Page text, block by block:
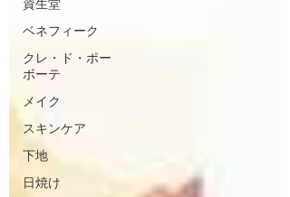
資生堂
ベネフィーク
クレ・ド・ポー
ボーテ
メイク
スキンケア
下地
日焼け